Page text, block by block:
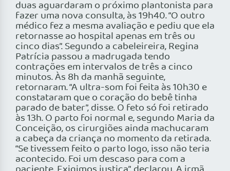
duas aguardaram o próximo plantonista para
fazer uma nova consulta, às 19h40. “O outro
médico fez a mesma avaliação e pediu que ela
retornasse ao hospital apenas em três ou
cinco dias”. Segundo a cabeleireira, Regina
Patrícia passou a madrugada tendo
contrações em intervalos de três a cinco
minutos. Às 8h da manhã seguinte,
retornaram. “A ultra-som foi feita às 10h30 e
constataram que o coração do bebê tinha
parado de bater”, disse. O feto só foi retirado
às 13h. O parto foi normal e, segundo Maria da
Conceição, os cirurgiões ainda machucaram
a cabeça da criança no momento da retirada.
“Se tivessem feito o parto logo, isso não teria
acontecido. Foi um descaso para com a